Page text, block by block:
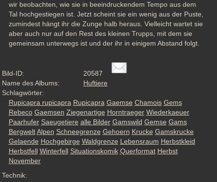
wir beobachten, wie sie in beeindruckendem Tempo aus dem
Tal hochgestiegen ist. Jetzt scheint sie ein wenig aus der Puste,
zumindest hängt ihr die Zunge halb heraus. Vielleicht wartet sie
aber auch nur auf den Rest des kleinen Trupps, mit dem sie
gemeinsam unterwegs ist und der ihr in einigem Abstand folgt.
Bild-ID:
20587
Name des Albums:
Huftiere
Schlagwörter:
Rupicapra rupicapra Rupicapra Gaemse Chamois Gems
Rebeco Gaemsen Ziegenartige Horntraeger Wiederkaeuer
Paarhufer Saeugetiere alle Bilder Gamswild Gemse Gams
Bergwelt Alpen Schneegrenze Gehoern Krucke Gamskrucke
Gelaende Hochgebirge Waldgrenze Lebensraum Herbstkleid
Herbstfell Winterfell Situationskomik Querformat Herbst
November
Technik: